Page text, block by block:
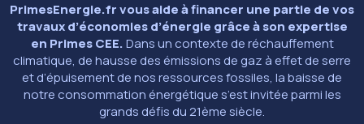
PrimesEnergie.fr vous aide à financer une partie de vos
travaux d’économies d’énergie grâce à son expertise
en Primes CEE.Dans un contexte de réchauffement
climatique, de hausse des émissions de gaz à effet de serre
et d’épuisement de nos ressources fossiles, la baisse de
notre consommation énergétique s’est invitée parmi les
grands défis du 21ème siècle.